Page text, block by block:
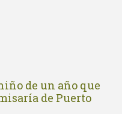
de un año que
de Puerto